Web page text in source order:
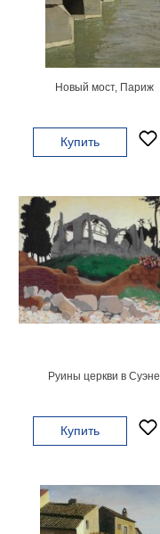
Мотивирующие
Посмотреть
Услуги
Багетная
мастерская
Рамы
холсте
размеров
Новый мост, Париж
Купить
Руины церкви в Суэне
Купить